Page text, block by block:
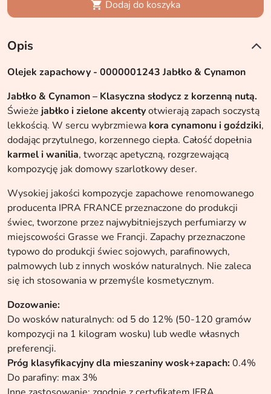
 Dodaj do koszyka
Opis
Olejek zapachowy - 0000001243 Jabłko & Cynamon
Jabłko & Cynamon – Klasyczna słodycz z korzenną nutą.
Świeże jabłko i zielone akcentyotwierają zapach soczystą
lekkością. W sercu wybrzmiewa kora cynamonu i goździki,
dodając przytulnego, korzennego ciepła. Całość dopełnia
karmel i wanilia, tworząc apetyczną, rozgrzewającą
kompozycję jak domowy szarlotkowy deser.
Wysokiej jakości kompozycje zapachowe renomowanego
producenta IPRA FRANCE przeznaczone do produkcji
świec, tworzone przez najwybitniejszych perfumiarzy w
miejscowości Grasse we Francji. Zapachy przeznaczone
typowo do produkcji świec sojowych, parafinowych,
palmowych lub z innych wosków naturalnych. Nie zaleca
się ich stosowania w przemyśle kosmetycznym.
Dozowanie:
Do wosków naturalnych: od 5 do 12% (50-120 gramów
kompozycji na 1 kilogram wosku) lub wedle własnych
preferencji.
Próg klasyfikacyjny dla mieszaniny wosk+zapach:0.4%
Do parafiny: max 3%